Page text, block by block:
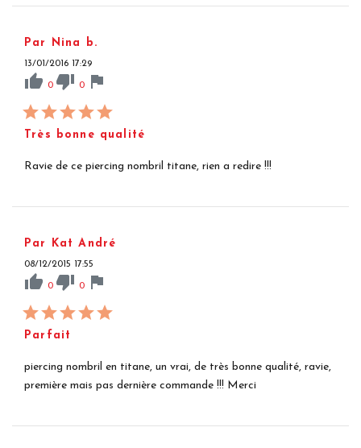
Par Nina b.
13/01/2016 17:29
thumb_up 0 thumb_down 0 flag
Très bonne qualité
Ravie de ce piercing nombril titane, rien a redire !!!
Par Kat André
08/12/2015 17:55
thumb_up 0 thumb_down 0 flag
Parfait
piercing nombril en titane, un vrai, de très bonne qualité, ravie,
première mais pas dernière commande !!! Merci